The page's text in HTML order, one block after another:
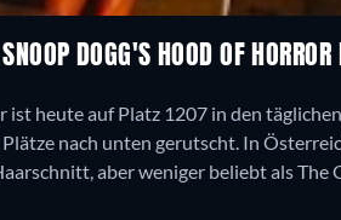
DOGG'S HOOD OF HORROR
ist heute auf Platz 1207 in den
nach unten gerutscht. In
aber weniger beliebt als The